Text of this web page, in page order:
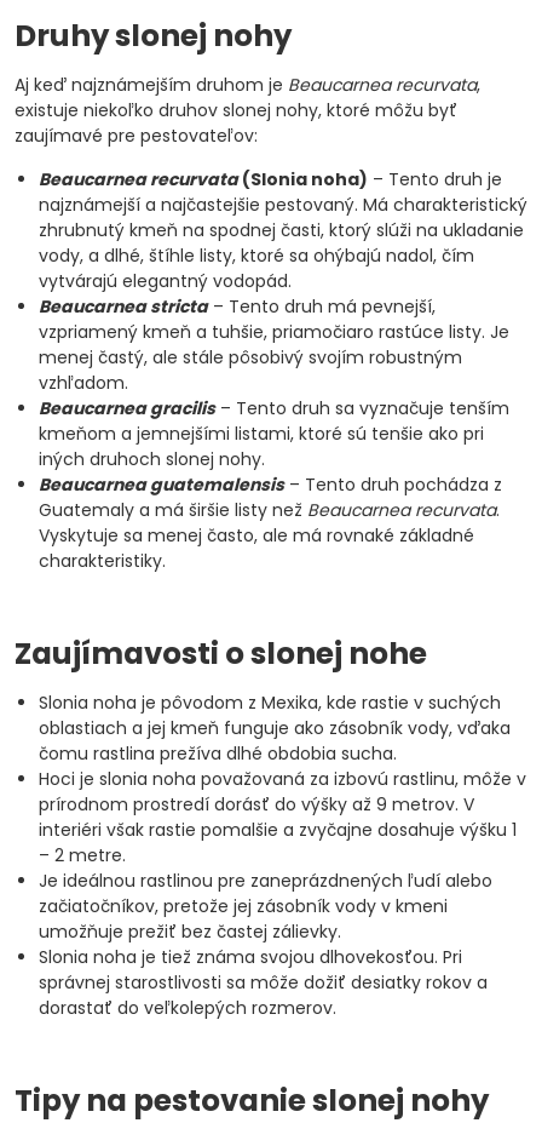
Druhy slonej nohy
Aj keď najznámejším druhom je Beaucarnea recurvata,
existuje niekoľko druhov slonej nohy, ktoré môžu byť
zaujímavé pre pestovateľov:
Beaucarnea recurvata(Slonia noha) – Tento druh je
najznámejší a najčastejšie pestovaný. Má charakteristický
zhrubnutý kmeň na spodnej časti, ktorý slúži na ukladanie
vody, a dlhé, štíhle listy, ktoré sa ohýbajú nadol, čím
vytvárajú elegantný vodopád.
Beaucarnea stricta– Tento druh má pevnejší,
vzpriamený kmeň a tuhšie, priamočiaro rastúce listy. Je
menej častý, ale stále pôsobivý svojím robustným
vzhľadom.
Beaucarnea gracilis– Tento druh sa vyznačuje tenším
kmeňom a jemnejšími listami, ktoré sú tenšie ako pri
iných druhoch slonej nohy.
Beaucarnea guatemalensis– Tento druh pochádza z
Guatemaly a má širšie listy než Beaucarnea recurvata.
Vyskytuje sa menej často, ale má rovnaké základné
charakteristiky.
Zaujímavosti o slonej nohe
Slonia noha je pôvodom z Mexika, kde rastie v suchých
oblastiach a jej kmeň funguje ako zásobník vody, vďaka
čomu rastlina prežíva dlhé obdobia sucha.
Hoci je slonia noha považovaná za izbovú rastlinu, môže v
prírodnom prostredí dorásť do výšky až 9 metrov. V
interiéri však rastie pomalšie a zvyčajne dosahuje výšku 1
– 2 metre.
Je ideálnou rastlinou pre zaneprázdnených ľudí alebo
začiatočníkov, pretože jej zásobník vody v kmeni
umožňuje prežiť bez častej zálievky.
Slonia noha je tiež známa svojou dlhovekosťou. Pri
správnej starostlivosti sa môže dožiť desiatky rokov a
dorastať do veľkolepých rozmerov.
Tipy na pestovanie slonej nohy